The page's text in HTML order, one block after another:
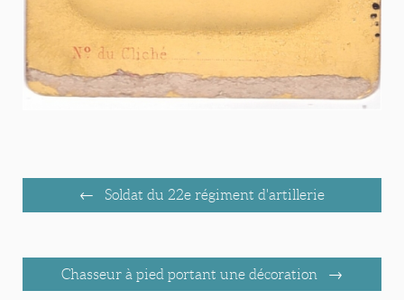
Soldat du 22e régiment d'artillerie
Chasseur à pied portant une décoration